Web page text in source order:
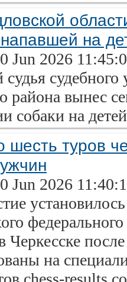
на
Jun 2026
района вынес
собаки на
шесть туров
Jun 2026
на